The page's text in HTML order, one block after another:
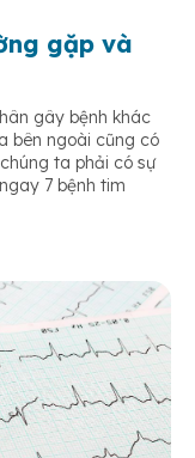
gặp và
gây bệnh khác
bên ngoài cũng có
ta phải có sự
7 bệnh tim